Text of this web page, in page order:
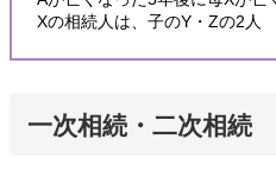
Xの相続人は、子のY・Zの2人
一次相続・二次相続